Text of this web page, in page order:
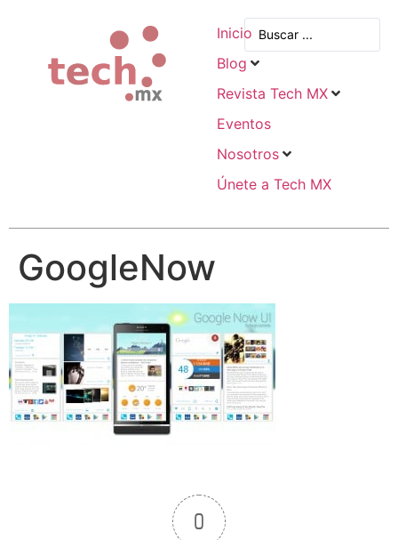
Inicio
Blog
Revista Tech MX
Eventos
Nosotros
Únete a Tech MX
GoogleNow
0